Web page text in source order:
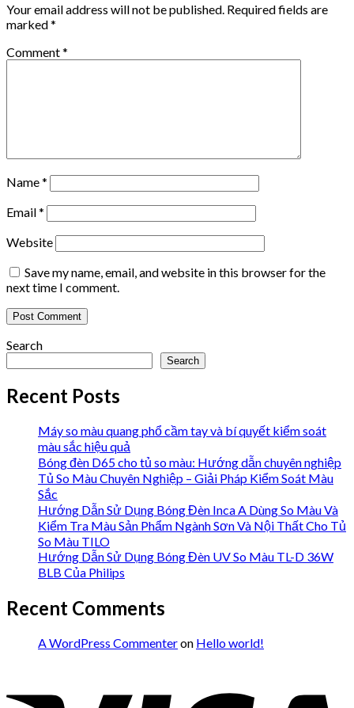
Your email address will not be published. Required fields are
marked*
Comment*
Name*
Email*
Website
Save my name, email, and website in this browser for the
next time I comment.
Search
Search
Recent Posts
Máy so màu quang phổ cầm tay và bí quyết kiểm soát
màu sắc hiệu quả
Bóng đèn D65 cho tủ so màu: Hướng dẫn chuyên nghiệp
Tủ So Màu Chuyên Nghiệp – Giải Pháp Kiểm Soát Màu
Sắc
Hướng Dẫn Sử Dụng Bóng Đèn Inca A Dùng So Màu Và
Kiểm Tra Màu Sản Phẩm Ngành Sơn Và Nội Thất Cho Tủ
So Màu TILO
Hướng Dẫn Sử Dụng Bóng Đèn UV So Màu TL-D 36W
BLB Của Philips
Recent Comments
A WordPress Commenteron Hello world!